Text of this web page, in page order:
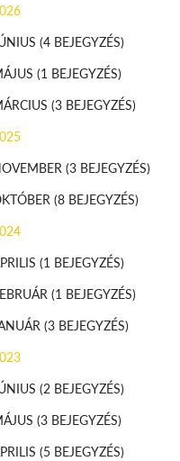
(4 BEJEGYZÉS)
(1 BEJEGYZÉS)
(3 BEJEGYZÉS)
(3 BEJEGYZÉS)
(8 BEJEGYZÉS)
(1 BEJEGYZÉS)
(1 BEJEGYZÉS)
(3 BEJEGYZÉS)
(2 BEJEGYZÉS)
(3 BEJEGYZÉS)
(5 BEJEGYZÉS)